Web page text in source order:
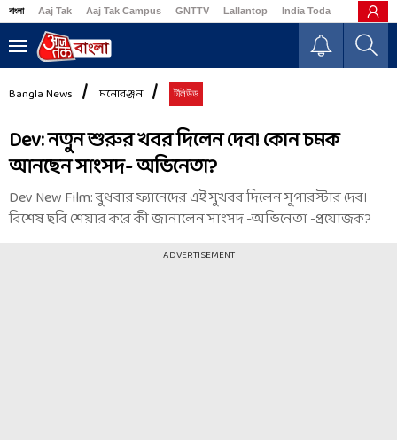
বাংলা Aaj Tak Aaj Tak Campus GNTTV Lallantop India Today Business
Bangla News মনোরঞ্জন টলিউড
Dev: নতুন শুরুর খবর দিলেন দেব! কোন চমক
আনছেন সাংসদ- অভিনেতা?
Dev New Film: বুধবার ফ্যানেদের এই সুখবর দিলেন সুপারস্টার দেব।
বিশেষ ছবি শেয়ার করে কী জানালেন সাংসদ -অভিনেতা -প্রযোজক?
ADVERTISEMENT